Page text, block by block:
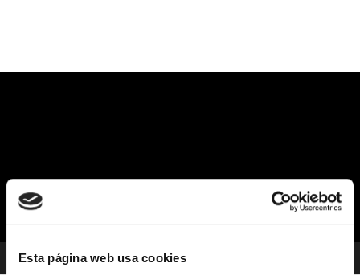
Esta página web usa cookies
00:00